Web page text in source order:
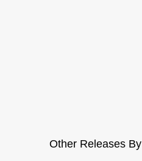
Other Releases By